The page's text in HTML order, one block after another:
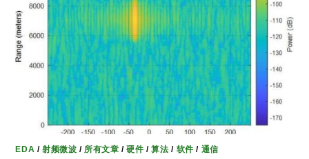
EDA /射频微波 / 所有文章 /硬件 /算法 / 软件 / 通信